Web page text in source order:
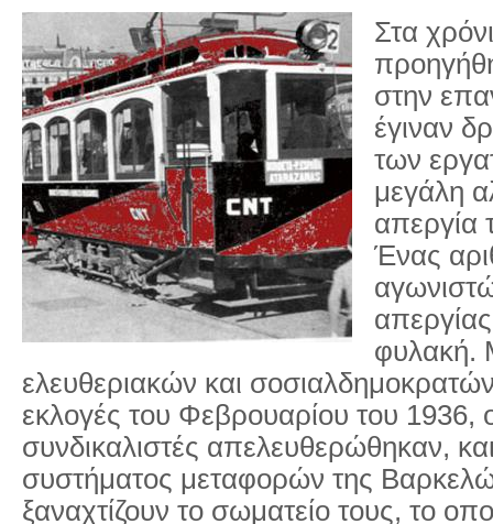
Στα
στην
έγιναν
των
μεγάλη
απεργία
Ένας
φυλακή.
ελευθεριακών και σοσιαλδημοκρατών
εκλογές του Φεβρουαρίου του 1936,
συνδικαλιστές απελευθερώθηκαν,
συστήματος μεταφορών της
ξαναχτίζουν το σωματείο τους, το